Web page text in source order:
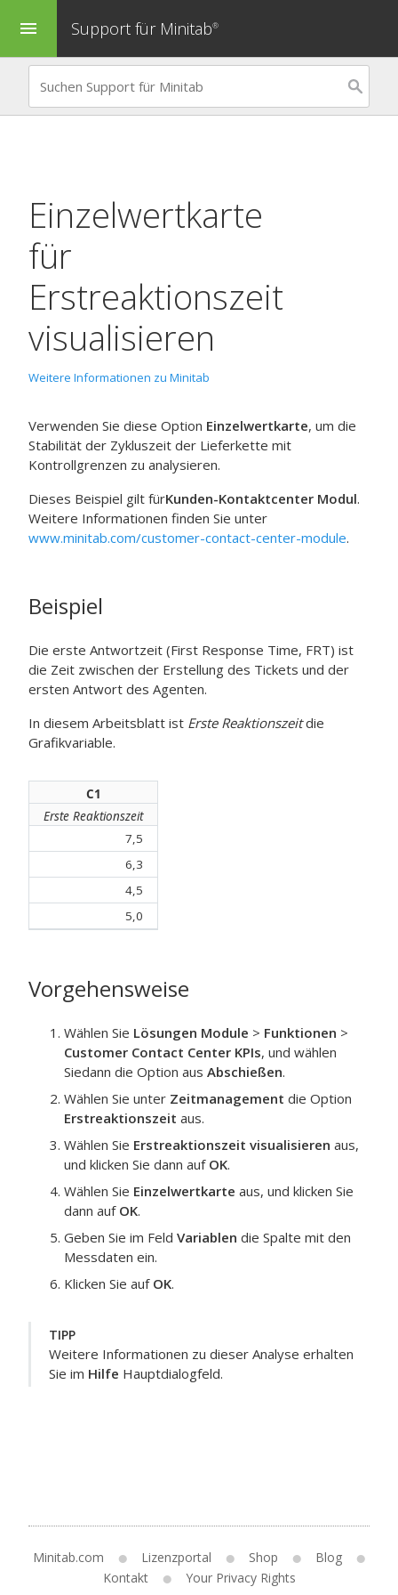
menu Support für Minitab®
Einzelwertkarte
für
Erstreaktionszeit
visualisieren
Weitere Informationen zu Minitab
Verwenden Sie diese Option Einzelwertkarte, um die
Stabilität der Zykluszeit der Lieferkette mit
Kontrollgrenzen zu analysieren.
Dieses Beispiel gilt fürKunden-Kontaktcenter Modul.
Weitere Informationen finden Sie unter
www.minitab.com/customer-contact-center-module.
Beispiel
Die erste Antwortzeit (First Response Time, FRT) ist
die Zeit zwischen der Erstellung des Tickets und der
ersten Antwort des Agenten.
In diesem Arbeitsblatt ist Erste Reaktionszeitdie
Grafikvariable.
C1
Erste Reaktionszeit
7,5
6,3
4,5
5,0
Vorgehensweise
Wählen Sie Lösungen Module > Funktionen >
Customer Contact Center KPIs, und wählen
Siedann die Option aus Abschießen.
Wählen Sie unter Zeitmanagement die Option
Erstreaktionszeit aus.
Wählen Sie Erstreaktionszeit visualisieren aus,
und klicken Sie dann auf OK.
Wählen Sie Einzelwertkarte aus, und klicken Sie
dann auf OK.
Geben Sie im Feld Variablen die Spalte mit den
Messdaten ein.
Klicken Sie auf OK.
TIPP
Weitere Informationen zu dieser Analyse erhalten
Sie im Hilfe Hauptdialogfeld.
Minitab.com Lizenzportal Shop
Blog
Kontakt
Your Privacy Rights